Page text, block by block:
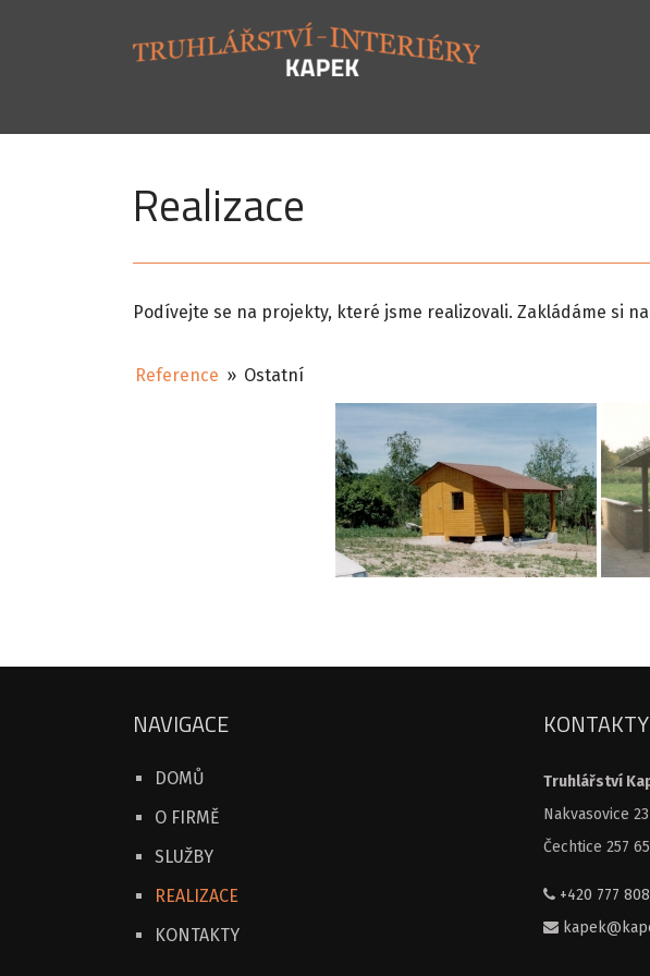
Realizace
Podívejte se na projekty, které jsme realizovali. Zakládáme si
Reference » Ostatní
NAVIGACE
DOMŮ
O FIRMĚ
SLUŽBY
REALIZACE
KONTAKTY
KONTAKTY
Truhlářství
Nakvasovice 23
Čechtice 257 65
+420 777